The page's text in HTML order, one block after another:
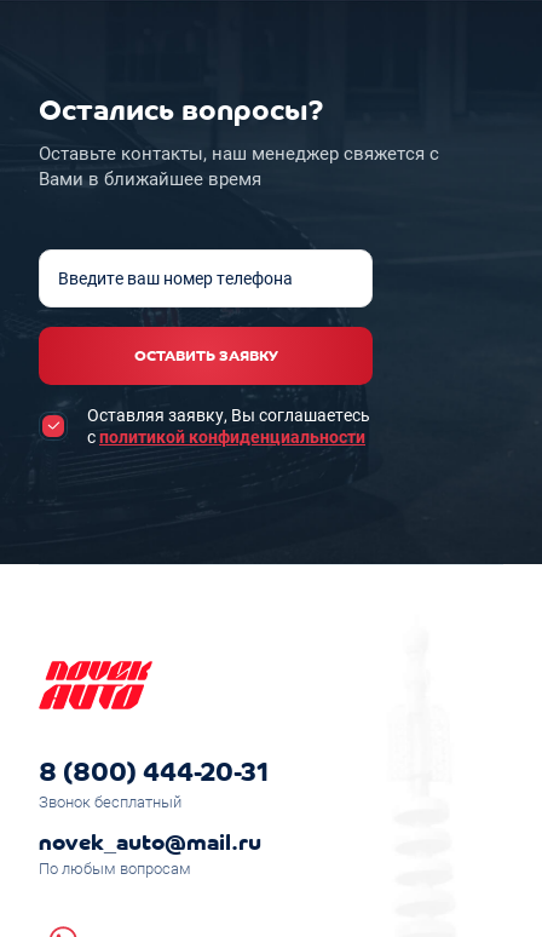
Остались вопросы?
Оставьте контакты, наш менеджер свяжется с
Вами в ближайшее время
Введите ваш номер телефона
ОСТАВИТЬ ЗАЯВКУ
Оставляя заявку, Вы соглашаетесь
сполитикой конфиденциальности
8 (800) 444-20-31
Звонок бесплатный
novek_auto@mail.ru
По любым вопросам